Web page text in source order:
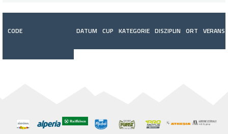
CODE DATUM CUP KATEGORIE DISZIPLIN ORT